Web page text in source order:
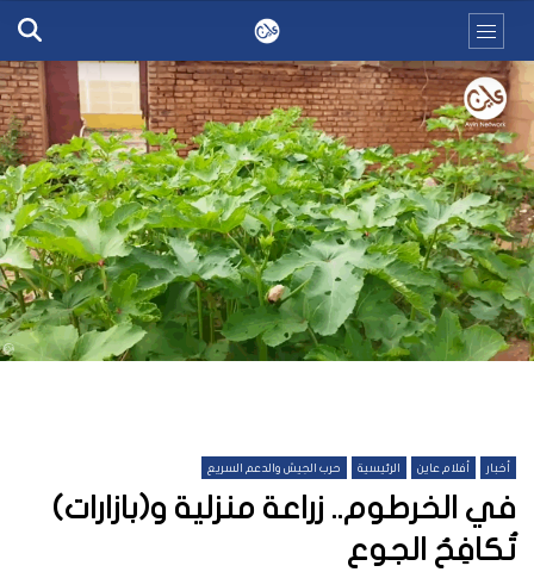
أخبار أفلام عاين الرئيسية حرب الجيش والدعم السريع
في الخرطوم.. زراعة منزلية و(بازارات)
تُكافِحُ الجوع